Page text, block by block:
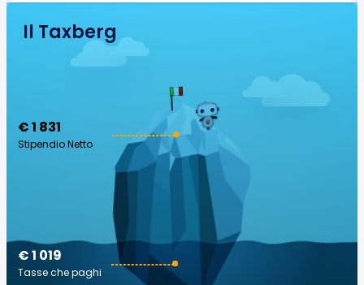
Il Taxberg
€ 1 831
Stipendio Netto
€ 1 019
Tasse che paghi